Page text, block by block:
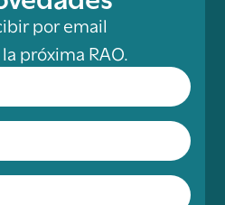
por email
próxima RAO.